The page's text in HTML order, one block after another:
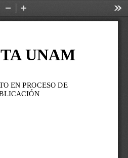
Zoom
Out
In
UNAM
EN PROCESO DE